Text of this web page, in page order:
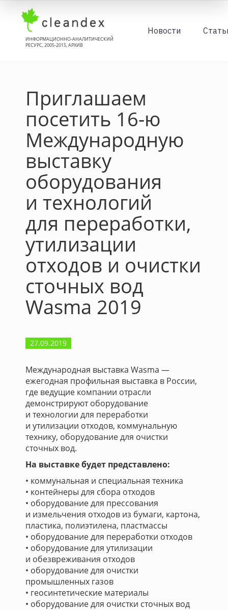
ИНФОРМАЦИОННО-АНАЛИТИЧЕСКИЙ
РЕСУРС, 2005-2015, АРХИВ
Новости
Приглашаем
посетить 16-ю
Международную
выставку
оборудования
и технологий
для переработки,
утилизации
отходов и очистки
сточных вод
Wasma 2019
27.09.2019
Международная выставка Wasma —
ежегодная профильная выставка в России,
где ведущие компании отрасли
демонстрируют оборудование
и технологии для переработки
и утилизации отходов, коммунальную
технику, оборудование для очистки
сточных вод.
На выставке будет представлено:
• коммунальная и специальная техника
• контейнеры для сбора отходов
• оборудование для прессования
и измельчения отходов из бумаги, картона,
пластика, полиэтилена, пластмассы
• оборудование для переработки отходов
• оборудование для утилизации
и обезвреживания отходов
• оборудование для очистки
промышленных газов
• геосинтетические материалы
• оборудование для очистки сточных вод